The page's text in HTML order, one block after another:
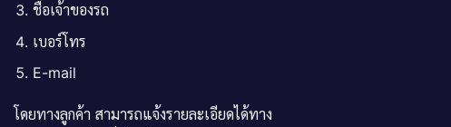
ชื่อเจ้าของรถ
เบอร์โทร
E-mail
โดยทางลูกค้า สามารถแจ้งรายละเอียดได้ทาง